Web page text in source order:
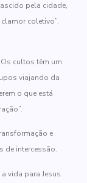
pela cidade,
coletivo”,
cultos têm um
viajando da
o que está
e
de intercessão.
vida para Jesus.